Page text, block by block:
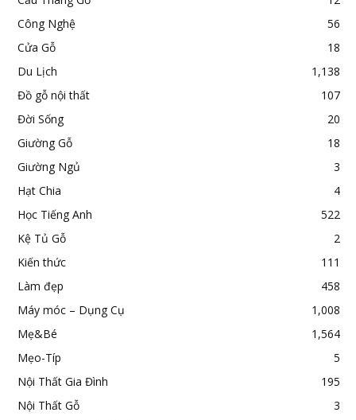
Công Nghệ
56
Cửa Gỗ
18
Du Lịch
1,138
Đồ gỗ nội thất
107
Đời Sống
20
Giường Gỗ
18
Giường Ngủ
3
Hạt Chia
4
Học Tiếng Anh
522
Kệ Tủ Gỗ
2
Kiến thức
111
Làm đẹp
458
Máy móc – Dụng Cụ
1,008
Mẹ&Bé
1,564
Mẹo-Típ
5
Nội Thất Gia Đình
195
Nội Thất Gỗ
3